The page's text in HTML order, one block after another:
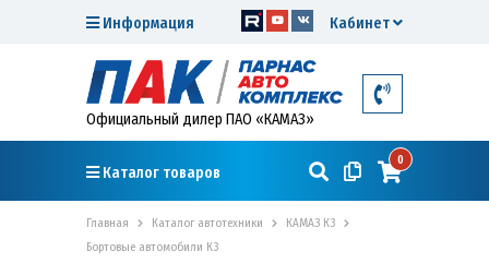
Кабинет
Информация
Официальный дилер ПАО «КАМАЗ»
Каталог товаров
0
Главная Каталог автотехники
КАМАЗ К3
Бортовые автомобили К3